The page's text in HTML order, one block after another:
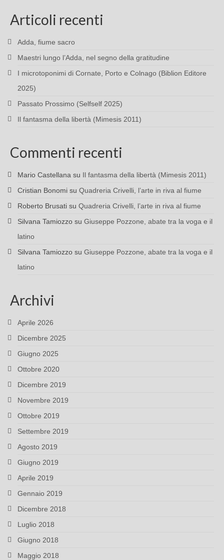
Articoli recenti
Adda, fiume sacro
Maestri lungo l’Adda, nel segno della gratitudine
I microtoponimi di Cornate, Porto e Colnago (Biblion Editore
2025)
Passato Prossimo (Selfself 2025)
Il fantasma della libertà (Mimesis 2011)
Commenti recenti
Mario Castellana su Il fantasma della libertà (Mimesis 2011)
Cristian Bonomi su Quadreria Crivelli, l’arte in riva al fiume
Roberto Brusati su Quadreria Crivelli, l’arte in riva al fiume
Silvana Tamiozzo su Giuseppe Pozzone, abate tra la voga e il
latino
Silvana Tamiozzo su Giuseppe Pozzone, abate tra la voga e il
latino
Archivi
Aprile 2026
Dicembre 2025
Giugno 2025
Ottobre 2020
Dicembre 2019
Novembre 2019
Ottobre 2019
Settembre 2019
Agosto 2019
Giugno 2019
Aprile 2019
Gennaio 2019
Dicembre 2018
Luglio 2018
Giugno 2018
Maggio 2018